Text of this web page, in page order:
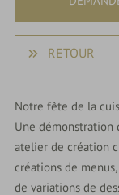
Fêtes
Nature
Culture
RETOUR
Notre fête de la
Une démonstration
atelier de création
créations de
de variations de